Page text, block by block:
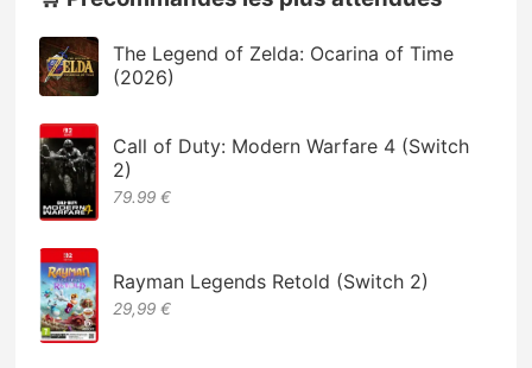
The Legend of Zelda: Ocarina of Time
(2026)
Call of Duty: Modern Warfare 4 (Switch
2)
79.99 €
Rayman Legends Retold (Switch 2)
29,99 €